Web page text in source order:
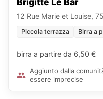
Brigitte Le Bar
12 Rue Marie et Louise,
Piccola terrazza Birra a
birra a partire da 6,50 €
Aggiunto dalla
essere imprecise